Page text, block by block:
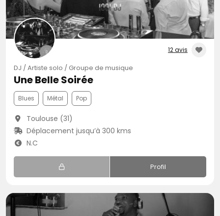
12 avis
DJ / Artiste solo / Groupe de musique
Une Belle Soirée
Blues Métal Pop
Toulouse (31)
Déplacement jusqu’à 300 kms
N.C
Profil